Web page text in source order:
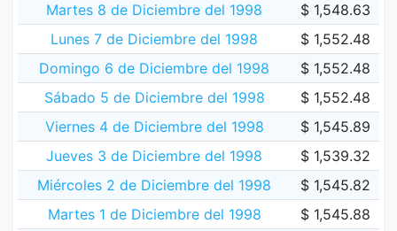
Martes 8 de Diciembre del 1998
$ 1,548.63
Lunes 7 de Diciembre del 1998
$ 1,552.48
Domingo 6 de Diciembre del 1998
$ 1,552.48
Sábado 5 de Diciembre del 1998
$ 1,552.48
Viernes 4 de Diciembre del 1998
$ 1,545.89
Jueves 3 de Diciembre del 1998
$ 1,539.32
Miércoles 2 de Diciembre del 1998
$ 1,545.82
Martes 1 de Diciembre del 1998
$ 1,545.88